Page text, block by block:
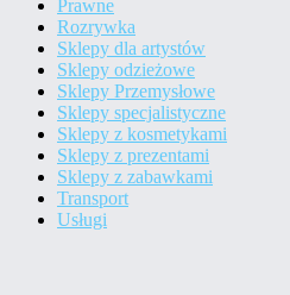
Prawne
Rozrywka
Sklepy dla artystów
Sklepy odzieżowe
Sklepy Przemysłowe
Sklepy specjalistyczne
Sklepy z kosmetykami
Sklepy z prezentami
Sklepy z zabawkami
Transport
Usługi